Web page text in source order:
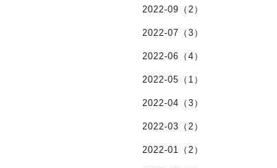
2022-09（2）
2022-07（3）
2022-06（4）
2022-05（1）
2022-04（3）
2022-03（2）
2022-01（2）